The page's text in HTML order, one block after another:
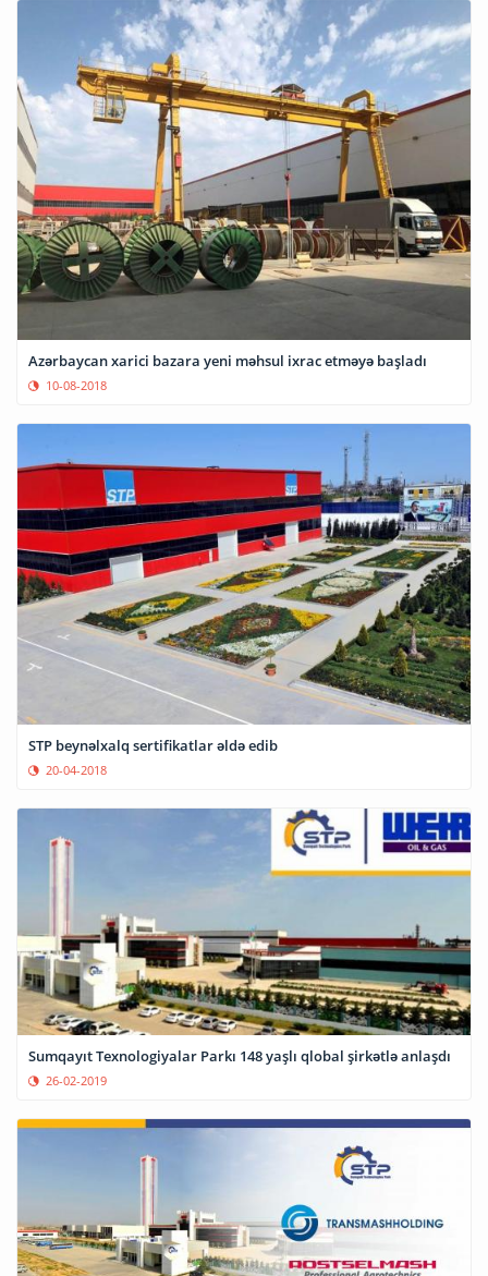
Azərbaycan xarici bazara yeni məhsul ixrac etməyə başladı
10-08-2018
STP beynəlxalq sertifikatlar əldə edib
20-04-2018
Sumqayıt Texnologiyalar Parkı 148 yaşlı qlobal şirkətlə anlaşdı
26-02-2019